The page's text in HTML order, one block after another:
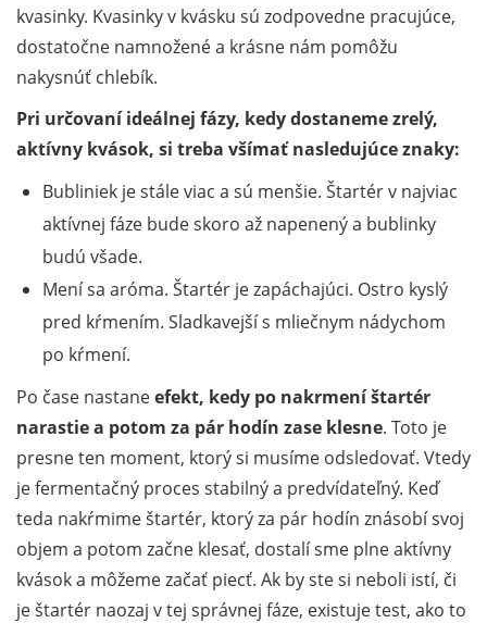
kvasinky. Kvasinky v kvásku sú zodpovedne pracujúce,
dostatočne namnožené a krásne nám pomôžu
nakysnúť chlebík.
Pri určovaní ideálnej fázy, kedy dostaneme zrelý,
aktívny kvások, si treba všímať nasledujúce znaky:
Bubliniek je stále viac a sú menšie. Štartér v najviac
aktívnej fáze bude skoro až napenený a bublinky
budú všade.
Mení sa aróma. Štartér je zapáchajúci. Ostro kyslý
pred kŕmením. Sladkavejší s mliečnym nádychom
po kŕmení.
Po čase nastaneefekt, kedy po nakrmení štartér
narastie a potom za pár hodín zase klesne. Toto je
presne ten moment, ktorý si musíme odsledovať. Vtedy
je fermentačný proces stabilný a predvídateľný. Keď
teda nakŕmime štartér, ktorý za pár hodín znásobí svoj
objem a potom začne klesať, dostalí sme plne aktívny
kvások a môžeme začať piecť. Ak by ste si neboli istí, či
je štartér naozaj v tej správnej fáze, existuje test, ako to